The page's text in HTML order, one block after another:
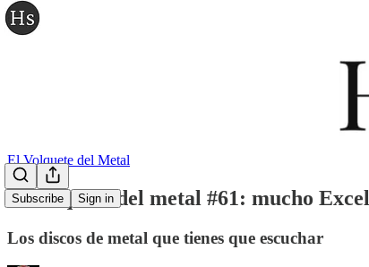
Subscribe Sign in
El Volquete del Metal
El volquete del metal #61: mucho Excel
Los discos de metal que tienes que escuchar